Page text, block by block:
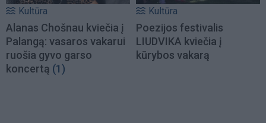
Kultūra
Alanas Chošnau kviečia į
Palangą: vasaros vakarui
ruošia gyvo garso
koncertą (1)
Kultūra
Poezijos festivalis
LIUDVIKA kviečia į
kūrybos vakarą